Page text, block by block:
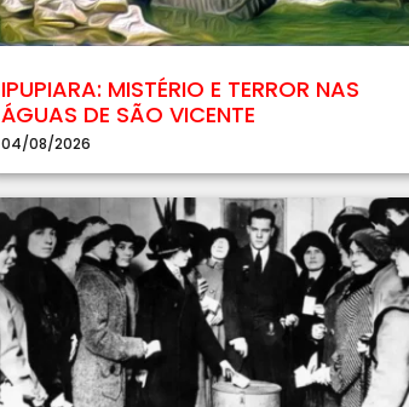
IPUPIARA: MISTÉRIO E TERROR NAS
ÁGUAS DE SÃO VICENTE
04/08/2026